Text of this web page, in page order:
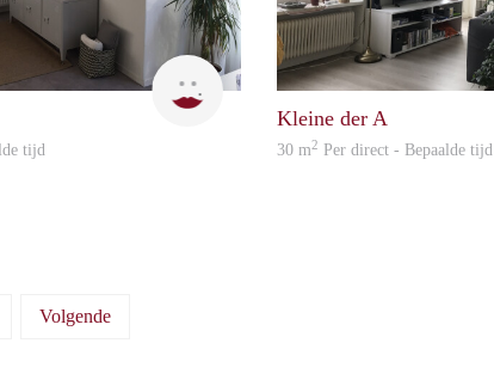
Madelon
tijd
Kleine der A
30 m2 Per direct - Bepaalde tijd
Volgende